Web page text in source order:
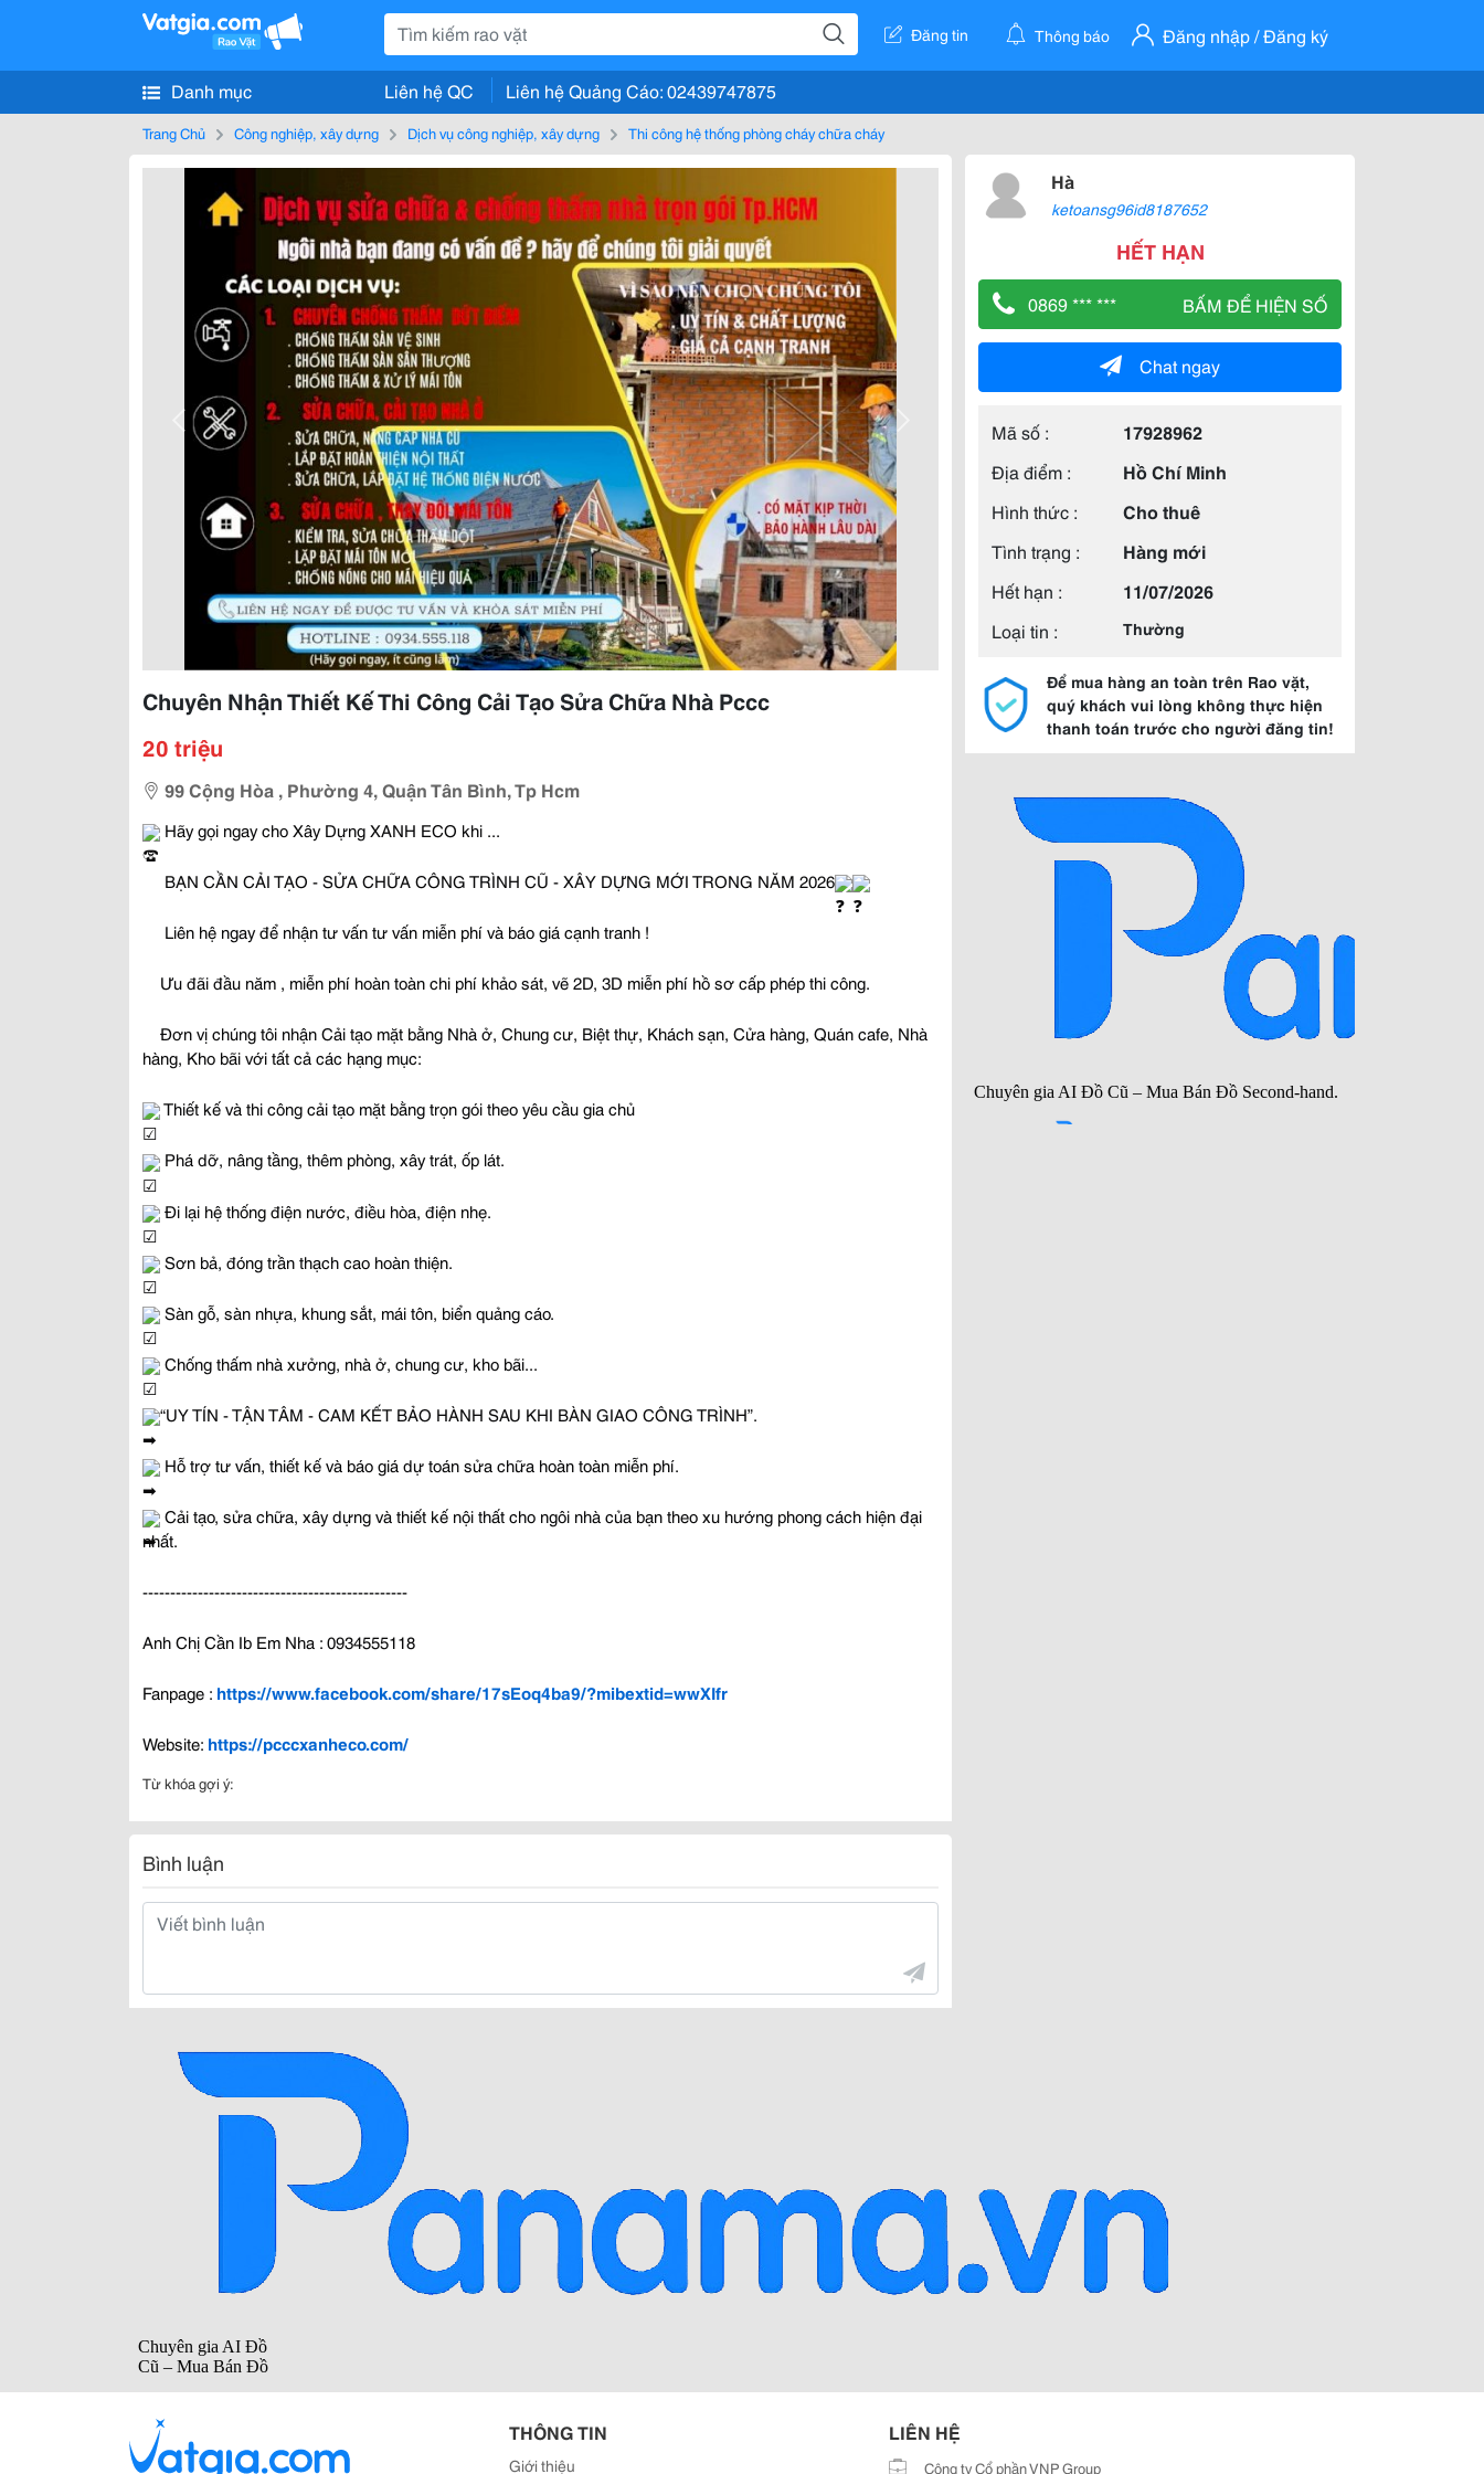
Đăng tin Thông báo Đăng nhập / Đăng ký
Danh mục Liên hệ QC Liên hệ Quảng Cáo: 02439747875
Trang Chủ Công nghiệp, xây dựng Dịch vụ công nghiệp, xây dựng Thi công hệ thống phòng cháy chữa cháy
Chuyên Nhận Thiết Kế Thi Công Cải Tạo Sửa Chữa Nhà Pccc
20 triệu
99 Cộng Hòa , Phường 4, Quận Tân Bình, Tp Hcm
Hãy gọi ngay cho Xây Dựng XANH ECO khi ...
BẠN CẦN CẢI TẠO - SỬA CHỮA CÔNG TRÌNH CŨ - XÂY DỰNG MỚI TRONG NĂM 2026
Liên hệ ngay để nhận tư vấn tư vấn miễn phí và báo giá cạnh tranh !
Ưu đãi đầu năm , miễn phí hoàn toàn chi phí khảo sát, vẽ 2D, 3D miễn phí hồ sơ cấp phép thi công.
Đơn vị chúng tôi nhận Cải tạo mặt bằng Nhà ở, Chung cư, Biệt thự, Khách sạn, Cửa hàng, Quán cafe, Nhà
hàng, Kho bãi với tất cả các hạng mục:
Thiết kế và thi công cải tạo mặt bằng trọn gói theo yêu cầu gia chủ
Phá dỡ, nâng tầng, thêm phòng, xây trát, ốp lát.
Đi lại hệ thống điện nước, điều hòa, điện nhẹ.
Sơn bả, đóng trần thạch cao hoàn thiện.
Sàn gỗ, sàn nhựa, khung sắt, mái tôn, biển quảng cáo.
Chống thấm nhà xưởng, nhà ở, chung cư, kho bãi...
“UY TÍN - TẬN TÂM - CAM KẾT BẢO HÀNH SAU KHI BÀN GIAO CÔNG TRÌNH”.
Hỗ trợ tư vấn, thiết kế và báo giá dự toán sửa chữa hoàn toàn miễn phí.
Cải tạo, sửa chữa, xây dựng và thiết kế nội thất cho ngôi nhà của bạn theo xu hướng phong cách hiện đại
nhất.
------------------------------------------------
Anh Chị Cần Ib Em Nha : 0934555118
Fanpage : https://www.facebook.com/share/17sEoq4ba9/?mibextid=wwXIfr
Website: https://pcccxanheco.com/
Từ khóa gợi ý:
Bình luận
Hà
ketoansg96id8187652
HẾT HẠN
0869 *** *** BẤM ĐỂ HIỆN SỐ
Chat ngay
Mã số :
17928962
Địa điểm :
Hồ Chí Minh
Hình thức :
Cho thuê
Tình trạng :
Hàng mới
Hết hạn :
11/07/2026
Loại tin :
Thường
Để mua hàng an toàn trên Rao vặt,
quý khách vui lòng không thực hiện
thanh toán trước cho người đăng tin!
THÔNG TIN
Giới thiệu
LIÊN HỆ
Công ty Cổ phần VNP Group